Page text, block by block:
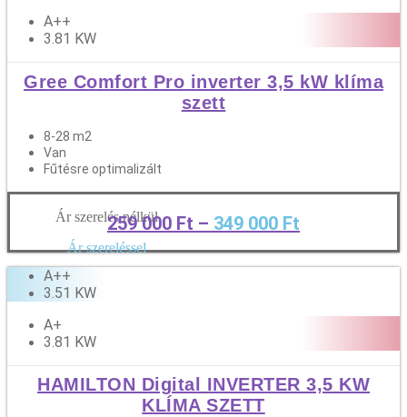
A++
3.81 KW
Gree Comfort Pro inverter 3,5 kW klíma
szett
8-28 m2
Van
Fűtésre optimalizált
Ár szerelés nélkül
Ár szereléssel
259 000 Ft – 349 000 Ft
A++
3.51 KW
A+
3.81 KW
HAMILTON Digital INVERTER 3,5 KW
KLÍMA SZETT